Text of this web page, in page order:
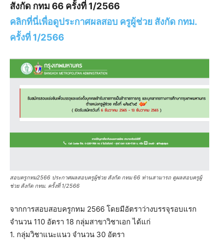
สังกัด กทม 66 ครั้งที่ 1/2566
คลิกที่นี่เพื่อดูประกาศผลสอบ ครูผู้ช่วย สังกัด กทม.
ครั้งที่ 1/2566
สอบครูกทม2566 ประกาศผลสอบครูผู้ช่วย สังกัด กทม 66 ท่านสามารถ ดูผลสอบครูผู้
ช่วย สังกัด กทม. ครั้งที่ 1/2566
จากการสอบสอบครูกทม 2566 โดยมีอัตราว่างบรรจุรอบแรก
จำนวน 110 อัตรา 18 กลุ่มสาขาวิชาเอก ได้แก่
1. กลุ่มวิชาแนะแนว จำนวน 30 อัตรา